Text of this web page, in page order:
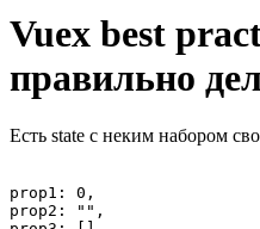
Vuex best
правильно
Есть state с неким набором
prop1: 0,
prop2: "",